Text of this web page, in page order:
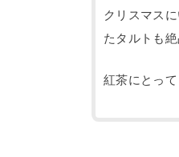
クリスマス
たタルトも
紅茶にとっ